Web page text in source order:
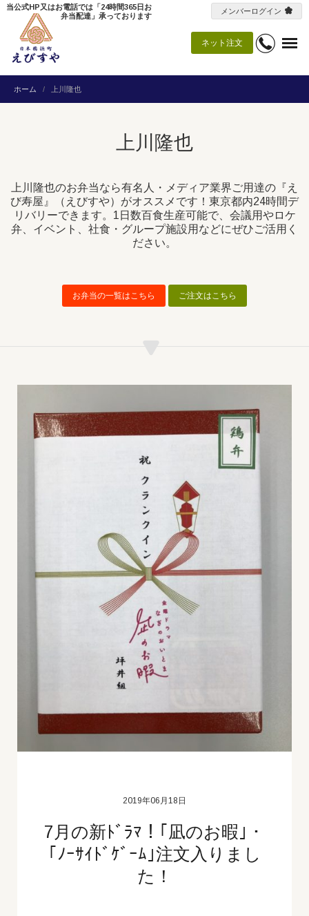
ネット注文
当公式HP又はお電話では「24時間365日お
弁当配達」承っております
メンバーログイン
ホーム 上川隆也
上川隆也
上川隆也のお弁当なら有名人・メディア業界ご用達の『え
び寿屋』（えびすや）がオススメです！東京都内24時間デ
リバリーできます。1日数百食生産可能で、会議用やロケ
弁、イベント、社食・グループ施設用などにぜひご活用く
ださい。
お弁当の一覧はこちら ご注文はこちら
2019年06月18日
7月の新ﾄﾞﾗﾏ！｢凪のお暇｣・
｢ﾉｰｻｲﾄﾞｹﾞｰﾑ｣注文入りまし
た！